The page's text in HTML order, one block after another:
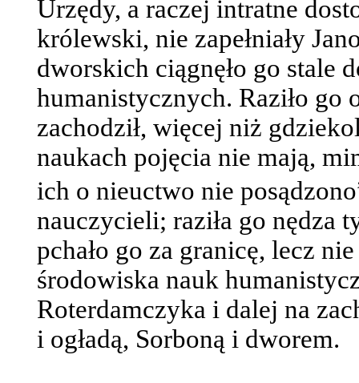
Urzędy, a raczej intratne
królewski, nie zapełniały
dworskich ciągnęło go stale
humanistycznych. Raziło
zachodził, więcej niż
naukach pojęcia nie mają,
ich o nieuctwo nie
nauczycieli; raziła go nędza
pchało go za granicę, lecz
środowiska nauk
Roterdamczyka i dalej na
i ogładą, Sorboną i dworem.